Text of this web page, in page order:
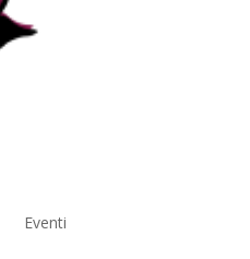
Eventi